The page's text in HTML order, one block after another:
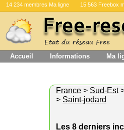
14 234 membres Ma ligne 15 563 Freebox
Accueil Informations Ma
France > Sud-Est
> Saint-jodard
Les 8 derniers